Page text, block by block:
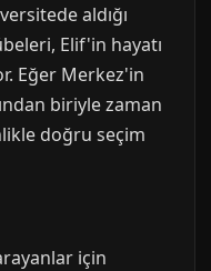
aldığı
Elif'in hayatı
Eğer Merkez'in
biriyle zaman
doğru seçim
için